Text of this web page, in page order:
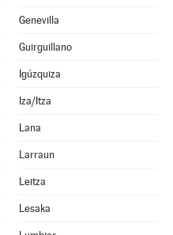
Genevilla
Guirguillano
Igúzquiza
Iza/Itza
Lana
Larraun
Leitza
Lesaka